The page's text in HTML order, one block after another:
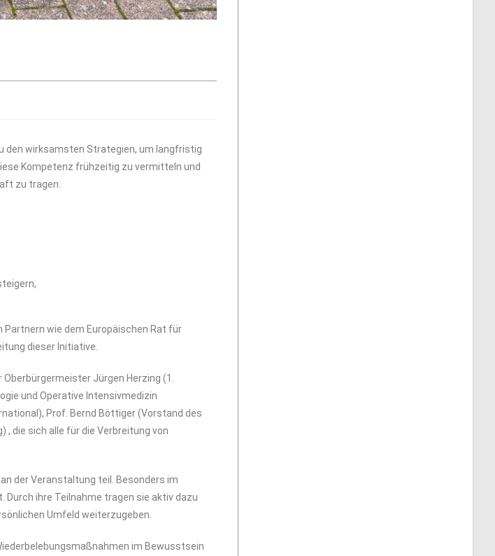
den wirksamsten Strategien, um langfristig
Kompetenz frühzeitig zu vermitteln und
zu tragen.
wie dem Europäischen Rat für
dieser Initiative.
Jürgen Herzing (1.
und Operative Intensivmedizin
Prof. Bernd Böttiger (Vorstand des
die sich alle für die Verbreitung von
der Veranstaltung teil. Besonders im
ihre Teilnahme tragen sie aktiv dazu
Umfeld weiterzugeben.
im Bewusstsein